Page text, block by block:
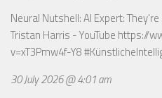
Neural Nutshell: AI Expert:
Tristan Harris - YouTube https://
v=xT3Pmw4f-Y8
30 July 2026 @ 4:01 am